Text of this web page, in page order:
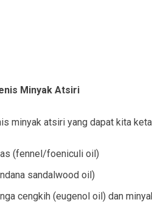
Minyak Atsiri
minyak atsiri yang dapat kita
(fennel/foeniculi oil)
sandalwood oil)
cengkih (eugenol oil) dan